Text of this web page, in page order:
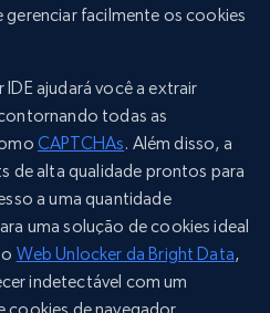
facilmente os cookies
IDE ajudará você a extrair
todas as
CAPTCHAs. Além disso, a
de alta qualidade prontos para
a uma quantidade
uma solução de cookies ideal
Web Unlocker da Bright Data,
indetectável com um